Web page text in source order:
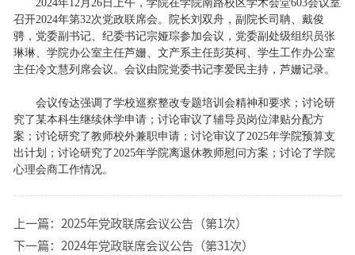
2024年12月26日上午，学院在学院南路校区学术会堂603会议室
召开2024年第32次党政联席会。院长刘双舟，副院长司聃、戴俊
骋，党委副书记、纪委书记宗娅琮参加会议，党委副处级组织员张
琳琳、学院办公室主任芦姗、文产系主任彭英柯、学生工作办公室
主任冷文慧列席会议。会议由院党委书记李爱民主持，芦姗记录。
会议传达强调了学校巡察整改专题培训会精神和要求；讨论研
究了某本科生继续休学申请；讨论审议了辅导员岗位津贴分配方
案；讨论研究了教师校外兼职申请；讨论审议了2025年学院预算支
出计划；讨论研究了2025年学院离退休教师慰问方案；讨论了学院
心理会商工作情况。
上一篇： 2025年党政联席会议公告（第1次）
下一篇： 2024年党政联席会议公告（第31次）